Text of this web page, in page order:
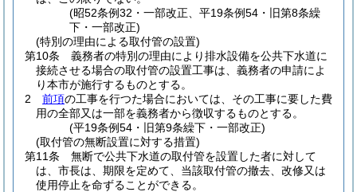
(昭52条例32・一部改正、平19条例54・旧第8条繰
下・一部改正)
(特別の理由による取付管の設置)
第10条
義務者の特別の理由により排水設備を公共下水道に
接続させる場合の取付管の設置工事は、義務者の申請によ
り本市が施行するものとする。
2
前項の工事を行つた場合においては、その工事に要した費
用の全部又は一部を義務者から徴収するものとする。
(平19条例54・旧第9条繰下・一部改正)
(取付管の無断設置に対する措置)
第11条
無断で公共下水道の取付管を設置した者に対して
は、市長は、期限を定めて、当該取付管の撤去、改修又は
使用停止を命ずることができる。